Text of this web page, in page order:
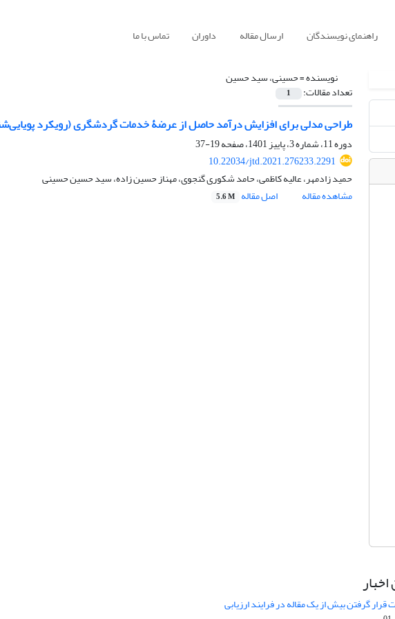
راهنمای نویسندگان ارسال مقاله داوران تماس با ما
نویسنده =حسینی، سید حسین
تعداد مقالات: 1
طراحی مدلی برای افزایش درآمد حاصل از عرضۀ خدمات گردشگری (رویکرد
دوره 11، شماره 3، پاییز 1401، صفحه
19-37
10.22034/jtd.2021.276233.2291
حمید زادمهر، عالیه کاظمی، حامد شکوری گنجوی، مهناز حسین زاده، سید حسین حسینی
مشاهده مقاله
اصل مقاله 5.6 M
گرفتن بیش از یک مقاله در فرایند ارزیابی